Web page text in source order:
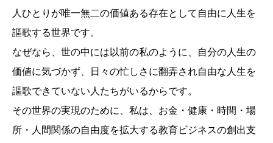
人ひとりが唯一無二の価値ある存在として自由に人生を
謳歌する世界です。
なぜなら、世の中には以前の私のように、自分の人生の
価値に気づかず、日々の忙しさに翻弄され自由な人生を
謳歌できていない人たちがいるからです。
その世界の実現のために、私は、お金・健康・時間・場
所・人間関係の自由度を拡大する教育ビジネスの創出支